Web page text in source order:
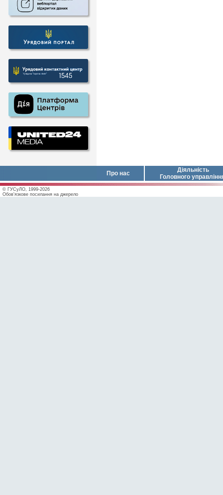
Про нас
Діяльність
Головного
© ГУСуЛО, 1999-2026
Обов'язкове посилання на джерело